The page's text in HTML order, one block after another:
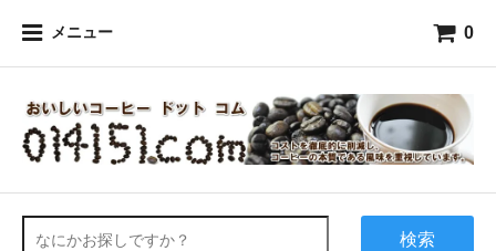
メニュー 0
検索